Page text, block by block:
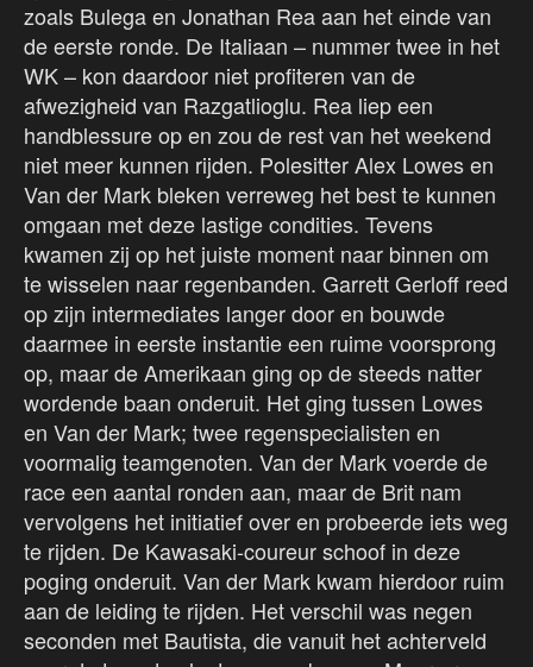
zoals Bulega en Jonathan Rea aan het einde van
de eerste ronde. De Italiaan – nummer twee in het
WK – kon daardoor niet profiteren van de
afwezigheid van Razgatlioglu. Rea liep een
handblessure op en zou de rest van het weekend
niet meer kunnen rijden. Polesitter Alex Lowes en
Van der Mark bleken verreweg het best te kunnen
omgaan met deze lastige condities. Tevens
kwamen zij op het juiste moment naar binnen om
te wisselen naar regenbanden. Garrett Gerloff reed
op zijn intermediates langer door en bouwde
daarmee in eerste instantie een ruime voorsprong
op, maar de Amerikaan ging op de steeds natter
wordende baan onderuit. Het ging tussen Lowes
en Van der Mark; twee regenspecialisten en
voormalig teamgenoten. Van der Mark voerde de
race een aantal ronden aan, maar de Brit nam
vervolgens het initiatief over en probeerde iets weg
te rijden. De Kawasaki-coureur schoof in deze
poging onderuit. Van der Mark kwam hierdoor ruim
aan de leiding te rijden. Het verschil was negen
seconden met Bautista, die vanuit het achterveld